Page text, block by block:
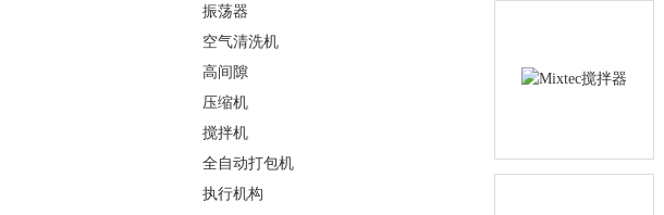
振荡器
空气清洗机
高间隙
压缩机
搅拌机
全自动打包机
执行机构